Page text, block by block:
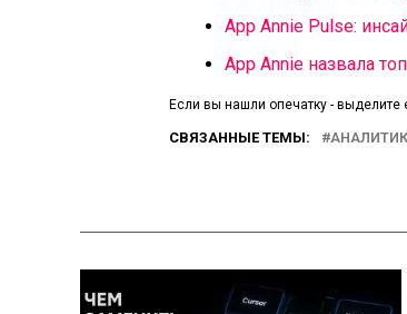
App Annie Pulse:
App Annie назвала
Если вы нашли опечатку -
СВЯЗАННЫЕ ТЕМЫ: